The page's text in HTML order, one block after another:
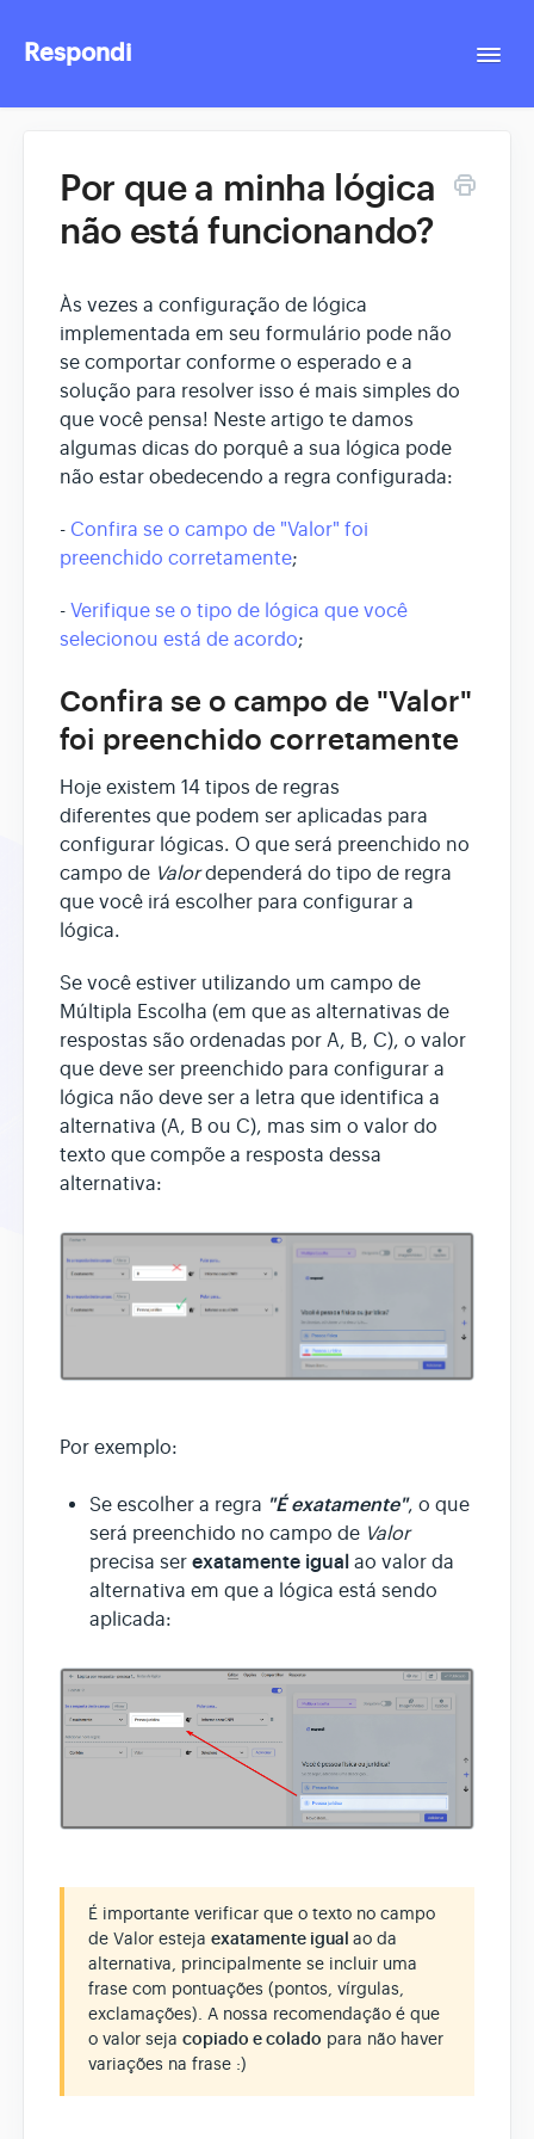
Respondi
Por que a minha lógica
não está funcionando?
Às vezes a configuração de lógica
implementada em seu formulário pode não
se comportar conforme o esperado e a
solução para resolver isso é mais simples do
que você pensa! Neste artigo te damos
algumas dicas do porquê a sua lógica pode
não estar obedecendo a regra configurada:
- Confira se o campo de "Valor" foi
preenchido corretamente;
- Verifique se o tipo de lógica que você
selecionou está de acordo;
Confira se o campo de "Valor"
foi preenchido corretamente
Hoje existem 14 tipos de regras
diferentes que podem ser aplicadas para
configurar lógicas. O que será preenchido no
campo de Valordependerá do tipo de regra
que você irá escolher para configurar a
lógica.
Se você estiver utilizando um campo de
Múltipla Escolha (em que as alternativas de
respostas são ordenadas por A, B, C), o valor
que deve ser preenchido para configurar a
lógica não deve ser a letra que identifica a
alternativa (A, B ou C), mas sim o valor do
texto que compõe a resposta dessa
alternativa:
Por exemplo:
Se escolher a regra "É exatamente", o que
será preenchido no campo de Valor
precisa ser exatamente igual ao valor da
alternativa em que a lógica está sendo
aplicada:
É importante verificar que o texto no campo
de Valor esteja exatamente igual ao da
alternativa, principalmente se incluir uma
frase com pontuações (pontos, vírgulas,
exclamações). A nossa recomendação é que
o valor seja copiado e colado para não haver
variações na frase :)